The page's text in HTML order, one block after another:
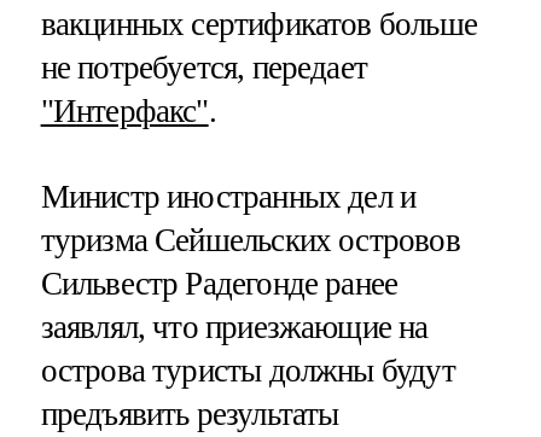
вакцинных сертификатов больше
не потребуется, передает
"Интерфакс".
Министр иностранных дел и
туризма Сейшельских островов
Сильвестр Радегонде ранее
заявлял, что приезжающие на
острова туристы должны будут
предъявить результаты